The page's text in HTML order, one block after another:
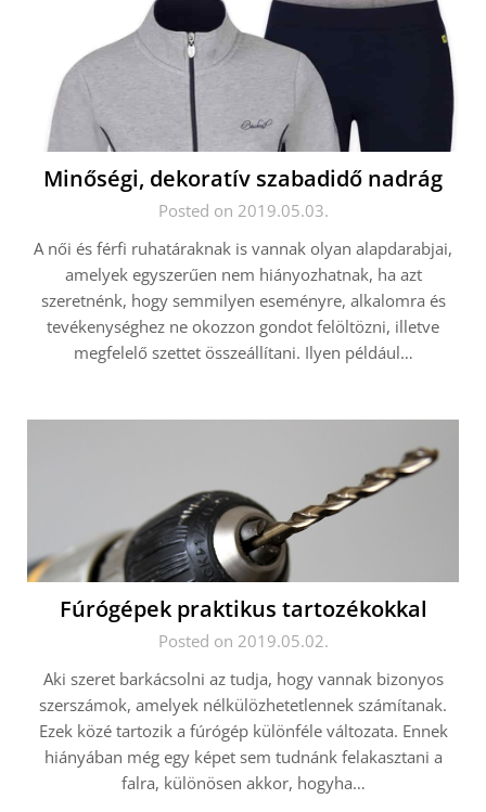
Minőségi, dekoratív szabadidő nadrág
Posted on 2019.05.03.
A női és férfi ruhatáraknak is vannak olyan alapdarabjai,
amelyek egyszerűen nem hiányozhatnak, ha azt
szeretnénk, hogy semmilyen eseményre, alkalomra és
tevékenységhez ne okozzon gondot felöltözni, illetve
megfelelő szettet összeállítani. Ilyen például…
Fúrógépek praktikus tartozékokkal
Posted on 2019.05.02.
Aki szeret barkácsolni az tudja, hogy vannak bizonyos
szerszámok, amelyek nélkülözhetetlennek számítanak.
Ezek közé tartozik a fúrógép különféle változata. Ennek
hiányában még egy képet sem tudnánk felakasztani a
falra, különösen akkor, hogyha…